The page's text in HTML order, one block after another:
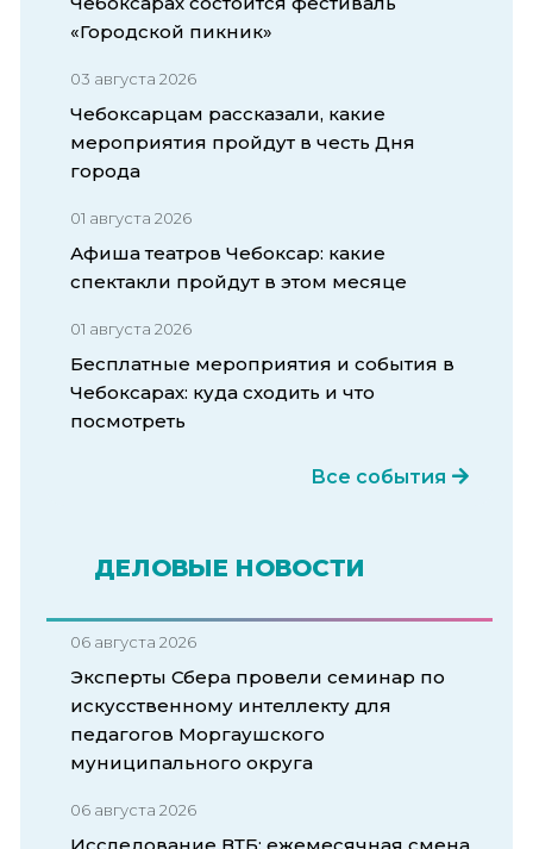
«Городской пикник»
03 августа 2026
Чебоксарцам рассказали, какие
мероприятия пройдут в честь Дня
города
01 августа 2026
Афиша театров Чебоксар: какие
спектакли пройдут в этом месяце
01 августа 2026
Бесплатные мероприятия и события в
Чебоксарах: куда сходить и что
посмотреть
Все события
ДЕЛОВЫЕ НОВОСТИ
06 августа 2026
Эксперты Сбера провели семинар по
искусственному интеллекту для
педагогов Моргаушского
муниципального округа
06 августа 2026